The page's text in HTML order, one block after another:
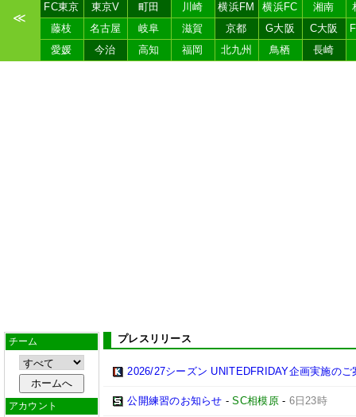
≪
FC東京
東京V 町田 川崎 横浜FM 横浜FC 湘南
藤枝
名古屋 岐阜 滋賀 京都 G大阪 C大阪
愛媛
今治 高知 福岡 北九州 鳥栖 長崎
チーム
アカウント
プレスリリース
2026/27シーズン UNITEDFRIDAY企画実施のご
公開練習のお知らせ -SC相模原- 6日23時